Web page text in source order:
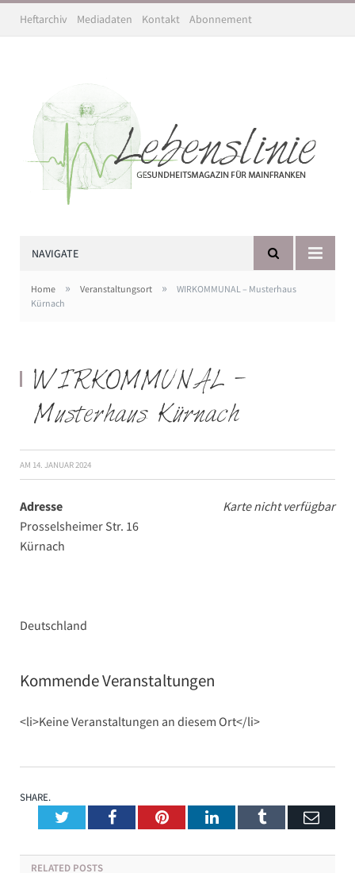
Heftarchiv Mediadaten Kontakt Abonnement
NAVIGATE
Home » Veranstaltungsort »
WIRKOMMUNAL – Musterhaus
Kürnach
WIRKOMMUNAL –
Musterhaus Kürnach
AM 14. JANUAR 2024
Karte nicht verfügbar
Adresse
Prosselsheimer Str. 16
Kürnach
Deutschland
Kommende Veranstaltungen
<li>Keine Veranstaltungen an diesem Ort</li>
SHARE.
TwitterFacebookPinterestLinkedInTumblr
RELATED POSTS